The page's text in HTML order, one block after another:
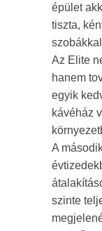
épület
tiszta,
Az Elite
hanem
egyik
kávéház
A
szinte